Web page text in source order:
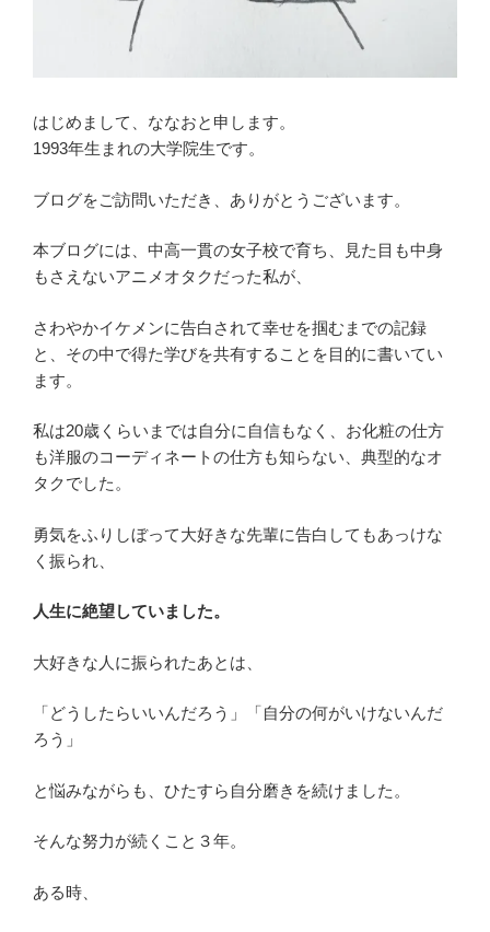
はじめまして、ななおと申します。
1993年生まれの大学院生です。
ブログをご訪問いただき、ありがとうございます。
本ブログには、中高一貫の女子校で育ち、見た目も中身
もさえないアニメオタクだった私が、
さわやかイケメンに告白されて幸せを掴むまでの記録
と、その中で得た学びを共有することを目的に書いてい
ます。
私は20歳くらいまでは自分に自信もなく、お化粧の仕方
も洋服のコーディネートの仕方も知らない、典型的なオ
タクでした。
勇気をふりしぼって大好きな先輩に告白してもあっけな
く振られ、
人生に絶望していました。
大好きな人に振られたあとは、
「どうしたらいいんだろう」「自分の何がいけないんだ
ろう」
と悩みながらも、ひたすら自分磨きを続けました。
そんな努力が続くこと３年。
ある時、